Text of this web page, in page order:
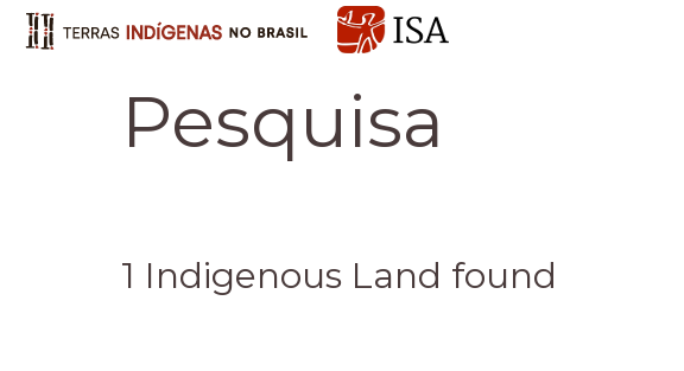
Pesquisa
1 Indigenous Land found